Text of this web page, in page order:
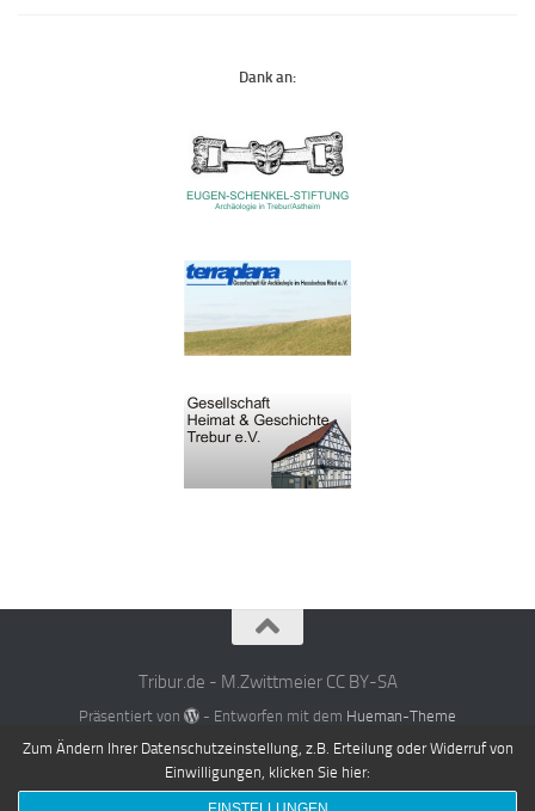
Dank an:
Tribur.de - M.Zwittmeier CC BY-SA
Präsentiert von - Entworfen mit dem Hueman-Theme
Zum Ändern Ihrer Datenschutzeinstellung, z.B. Erteilung oder Widerruf von
Einwilligungen, klicken Sie hier: